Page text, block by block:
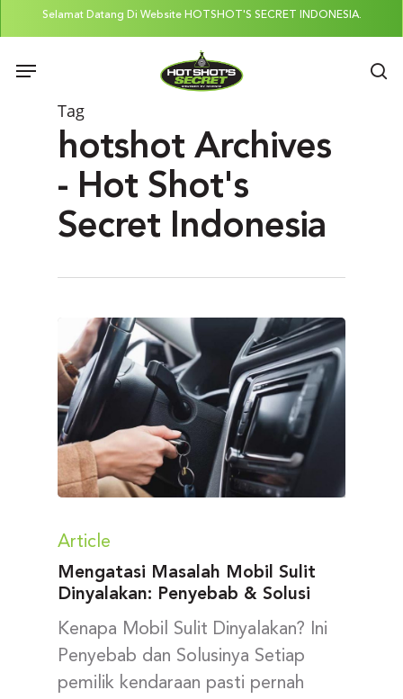
to
main
Selamat Datang Di Website HOTSHOT'S SECRET INDONESIA.
Menu
Tag
hotshot Archives
- Hot Shot's
Secret Indonesia
Article
Mengatasi Masalah Mobil Sulit
Dinyalakan: Penyebab & Solusi
Kenapa Mobil Sulit Dinyalakan? Ini
Penyebab dan Solusinya Setiap
pemilik kendaraan pasti pernah